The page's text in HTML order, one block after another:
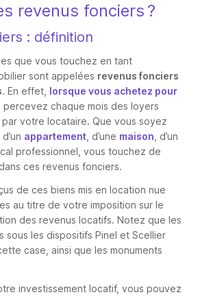
revenus fonciers ?
: définition
que vous touchez en tant
sont appelées revenus fonciers
. En effet, lorsque vous achetez pour
percevez chaque mois des loyers
votre locataire. Que vous soyez
appartement , d’une maison , d’un
professionnel, vous touchez de
ces revenus fonciers.
de ces biens mis en location nue
au titre de votre imposition sur le
des revenus locatifs. Notez que les
sous les dispositifs Pinel et Scellier
case, ainsi que les monuments
investissement locatif, vous pouvez